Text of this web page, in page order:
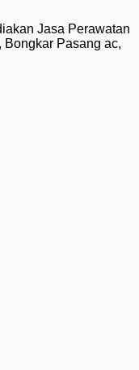
Jasa Perawatan
Pasang ac,